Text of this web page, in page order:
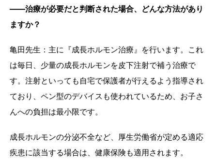
——治療が必要だと判断された場合、どんな方法があり
ますか？
亀田先生：主に『成長ホルモン治療』を行います。これ
は毎日、少量の成長ホルモンを皮下注射で補う治療で
す。注射といっても自宅で保護者が行えるよう指導され
ており、ペン型のデバイスも使われているため、お子さ
んへの負担は最小限です。
成長ホルモンの分泌不全など、厚生労働省が定める適応
疾患に該当する場合は、健康保険も適用されます。